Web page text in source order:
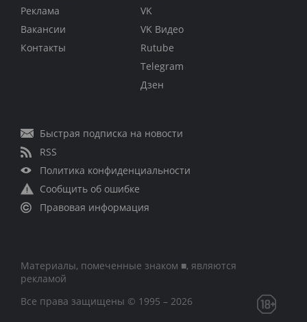
Реклама
Вакансии
Контакты
VK
VK Видео
Rutube
Telegram
Дзен
Быстрая подписка на новости
RSS
Политика конфиденциальности
Сообщить об ошибке
Правовая информация
Материалы, помеченные знаком ■, являются
рекламой
Все права защищены © 1995 – 2026